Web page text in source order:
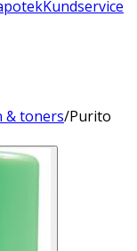
Kundservice
& toners/Purito